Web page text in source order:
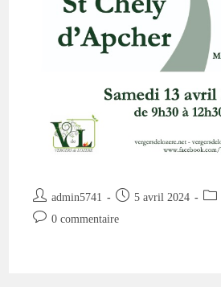
Auteur/autrice
de
admin5741
Publication
5 avril 2024
Post
Commentaires
0 commentaire